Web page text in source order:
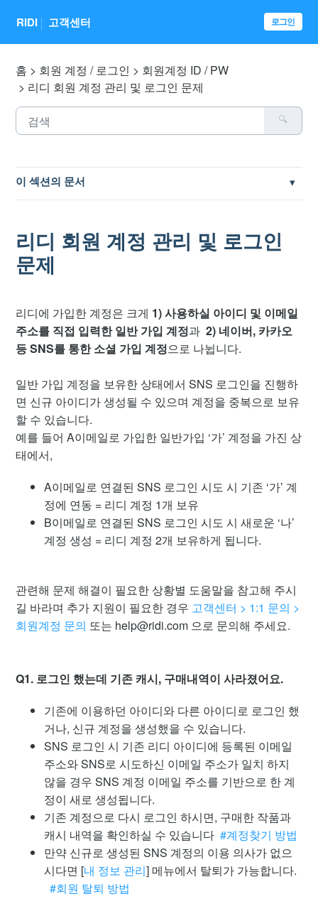
RIDI 고객센터 로그인
홈 회원 계정 / 로그인
회원계정 ID / PW
리디 회원 계정 관리 및 로그인 문제
이 섹션의 문서
회원 탈퇴 방법
휴면 계정이란?
회원가입 방법
리디 회원 계정 관리 및 로그인 문제
리디 회원 계정 관리 및 로그인
문제
리디에 가입한 계정은 크게 1) 사용하실 아이디 및 이메일
주소를 직접 입력한 일반 가입 계정과2) 네이버, 카카오
등 SNS를 통한 소셜 가입 계정으로 나뉩니다.
일반 가입 계정을 보유한 상태에서 SNS 로그인을 진행하
면 신규 아이디가 생성될 수 있으며 계정을 중복으로 보유
할 수 있습니다.
예를 들어 A이메일로 가입한 일반가입 ‘가’ 계정을 가진 상
태에서,
A이메일로 연결된 SNS 로그인 시도 시 기존 ‘가’ 계
정에 연동 = 리디 계정 1개 보유
B이메일로 연결된 SNS 로그인 시도 시 새로운 ‘나’
계정 생성 = 리디 계정 2개 보유하게 됩니다.
관련해 문제 해결이 필요한 상황별 도움말을 참고해 주시
길 바라며 추가 지원이 필요한 경우 고객센터 > 1:1 문의 >
회원계정 문의 또는 help@ridi.com 으로 문의해 주세요.
Q1. 로그인 했는데 기존 캐시, 구매내역이 사라졌어요.
기존에 이용하던 아이디와 다른 아이디로 로그인 했
거나, 신규 계정을 생성했을 수 있습니다.
SNS 로그인 시 기존 리디 아이디에 등록된 이메일
주소와 SNS로 시도하신 이메일 주소가 일치 하지
않을 경우 SNS 계정 이메일 주소를 기반으로 한 계
정이 새로 생성됩니다.
기존 계정으로 다시 로그인 하시면, 구매한 작품과
캐시 내역을 확인하실 수 있습니다#계정찾기 방법
만약 신규로 생성된 SNS 계정의 이용 의사가 없으
시다면 [내 정보 관리] 메뉴에서 탈퇴가 가능합니다.
#회원 탈퇴 방법